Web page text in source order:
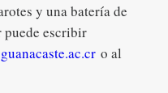
y una batería de
puede escribir
o al